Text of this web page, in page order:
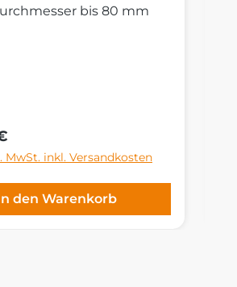
bis 80 mm
Preis:
MwSt. inkl. Versandkosten
den Warenkorb